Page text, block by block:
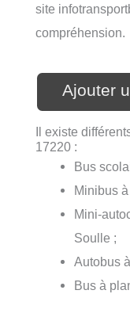
site
compréhension.
Ajouter
Il existe
17220 :
Bus
Minibus
Mini-
Soulle ;
Autobus
Bus à